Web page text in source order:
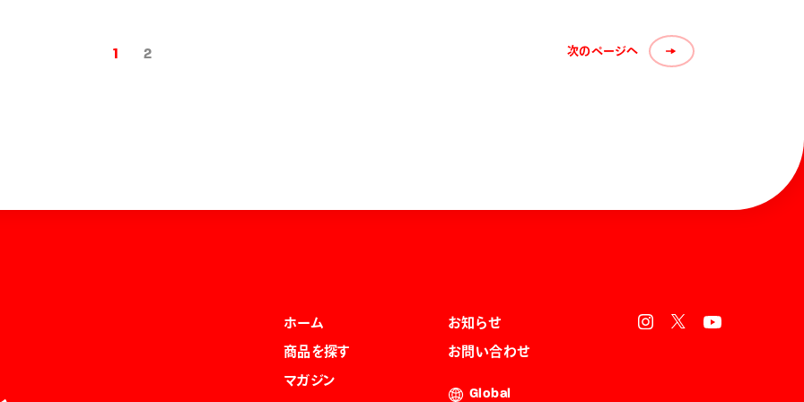
1 2 次のページへ
ホーム
商品を探す
マガジン
お知らせ
お問い合わせ
Global